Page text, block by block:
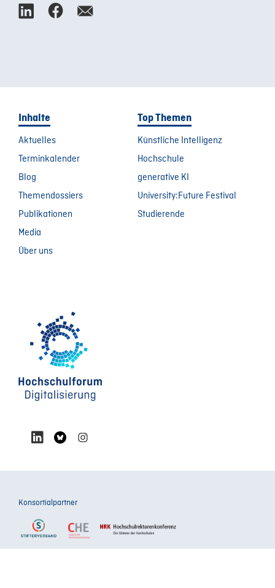
Inhalte
Aktuelles
Terminkalender
Blog
Themendossiers
Publikationen
Media
Über uns
Top Themen
Künstliche Intelligenz
Hochschule
generative KI
University:Future Festival
Studierende
Konsortialpartner